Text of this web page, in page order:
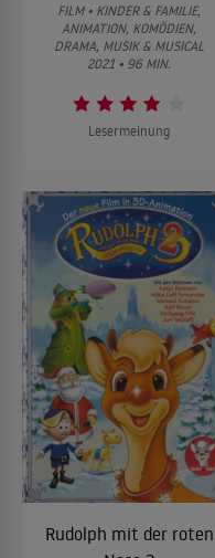
FILM • KINDER & FAMILIE,
ANIMATION, KOMÖDIEN,
DRAMA, MUSIK & MUSICAL
2021 • 96 MIN.
Lesermeinung
Rudolph mit der roten